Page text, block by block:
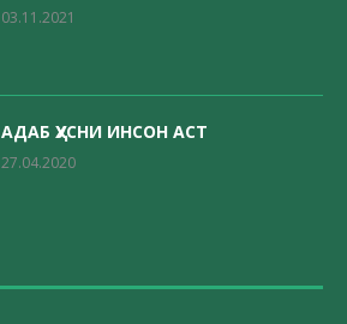
03.11.2021
АДАБ ҲУСНИ ИНСОН АСТ
27.04.2020